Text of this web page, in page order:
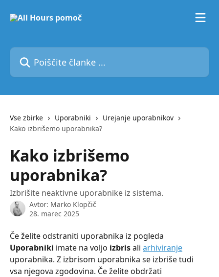
Poiščite članke ...
Vse zbirke Uporabniki
Urejanje uporabnikov
Kako izbrišemo uporabnika?
Kako izbrišemo
uporabnika?
Izbrišite neaktivne uporabnike iz sistema.
Avtor: Marko Klopčič
28. marec 2025
Če želite odstraniti uporabnika iz pogleda
Uporabniki imate na voljo izbris ali arhiviranje
uporabnika. Z izbrisom uporabnika se izbriše tudi
vsa njegova zgodovina. Če želite obdržati